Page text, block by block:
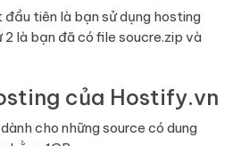
tiên là bạn sử dụng hosting
2 là bạn đã có file soucre.zip và
của Hostify.vn
cho những source có dung